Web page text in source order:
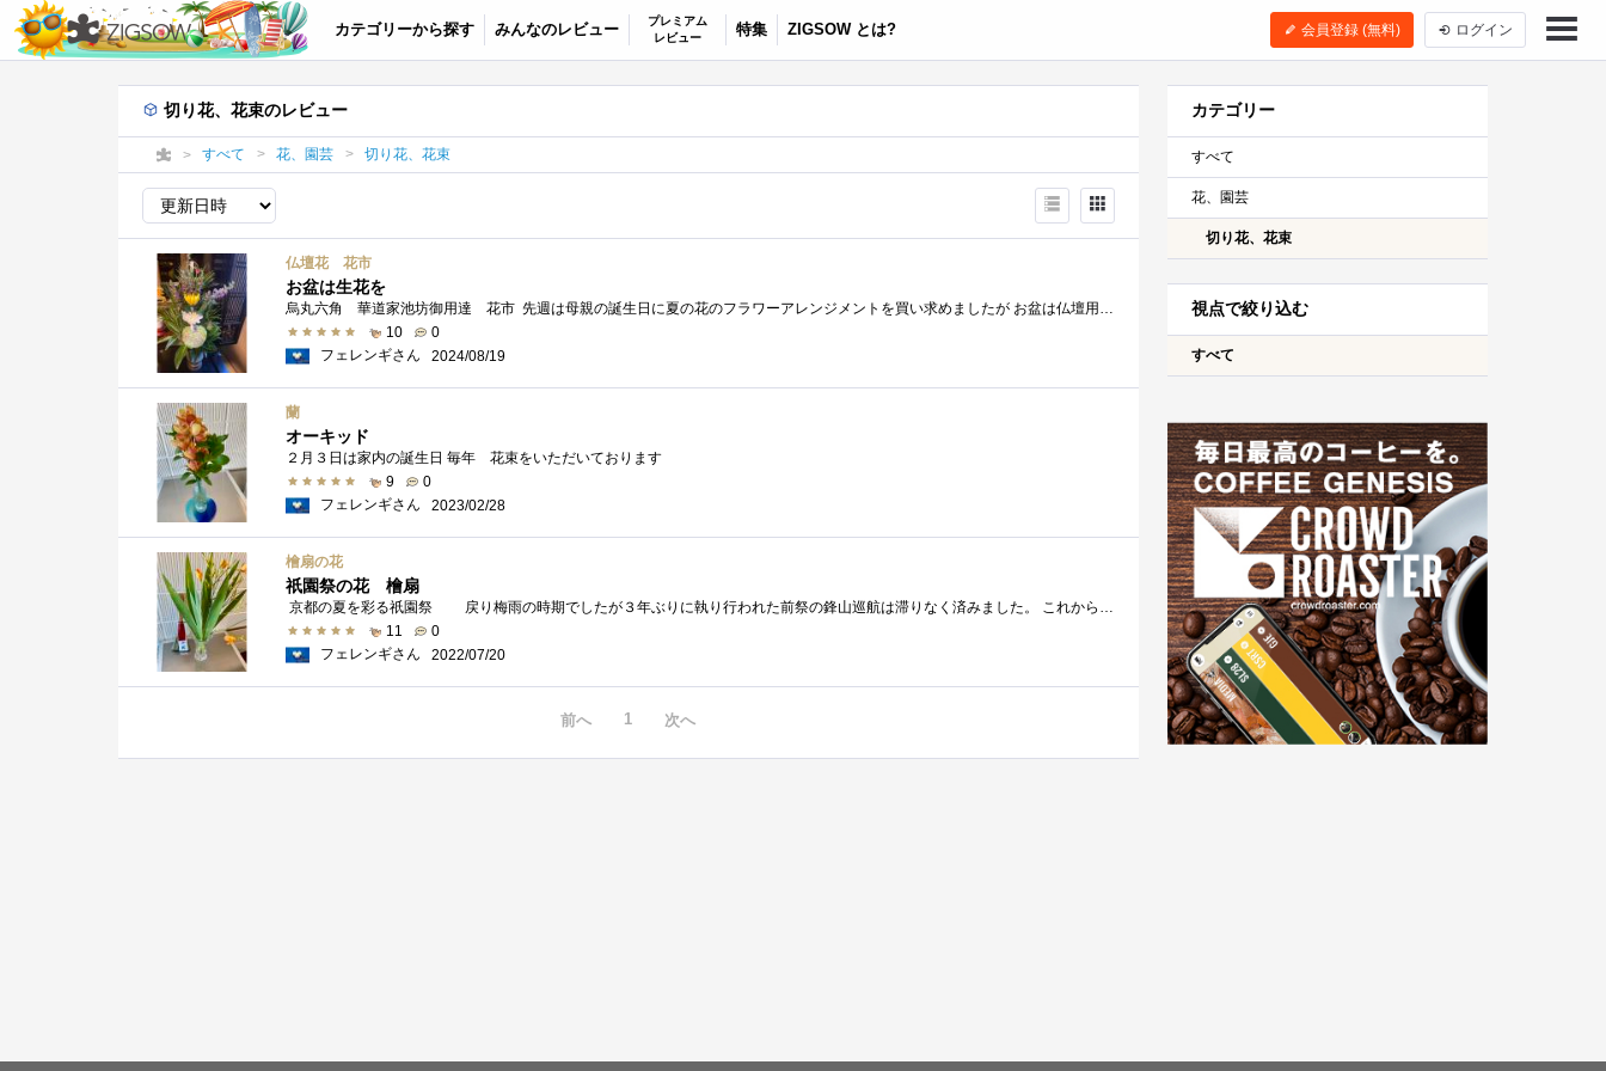
カテゴリーから探す みんなのレビュー
プレミアム
レビュー
特集 ZIGSOW とは? 会員登録 (無料) ログイン
切り花、花束のレビュー
すべて 花、園芸 切り花、花束
仏壇花 花市
お盆は生花を
烏丸六角 華道家池坊御用達 花市 先週は母親の誕生日に夏の花のフラワーアレンジメントを買い求めましたが お盆は仏壇用の生花を
10
0
フェレンギさん
2024/08/19
蘭
オーキッド
２月３日は家内の誕生日 毎年 花束をいただいております
9
0
フェレンギさん
2023/02/28
檜扇の花
祇園祭の花 檜扇
京都の夏を彩る祇園祭 戻り梅雨の時期でしたが３年ぶりに執り行われた前祭の鋒山巡航は滞りなく済みました。 これからの一週間は後祭 ...
11
0
フェレンギさん
2022/07/20
前へ 1 次へ
カテゴリー
すべて
花、園芸
切り花、花束
視点で絞り込む
すべて